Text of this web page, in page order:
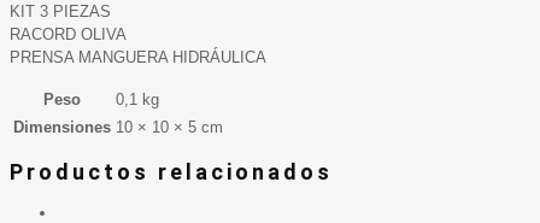
KIT 3 PIEZAS
RACORD OLIVA
PRENSA MANGUERA HIDRÁULICA
Peso
0,1 kg
Dimensiones 10 × 10 × 5 cm
Productos relacionados